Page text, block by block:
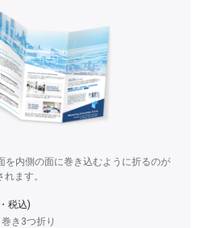
を内側の面に巻き込むように折るのが
ます。
税込)
き3つ折り